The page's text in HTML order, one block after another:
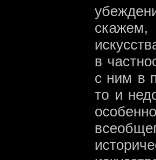
в
с ним в
то и